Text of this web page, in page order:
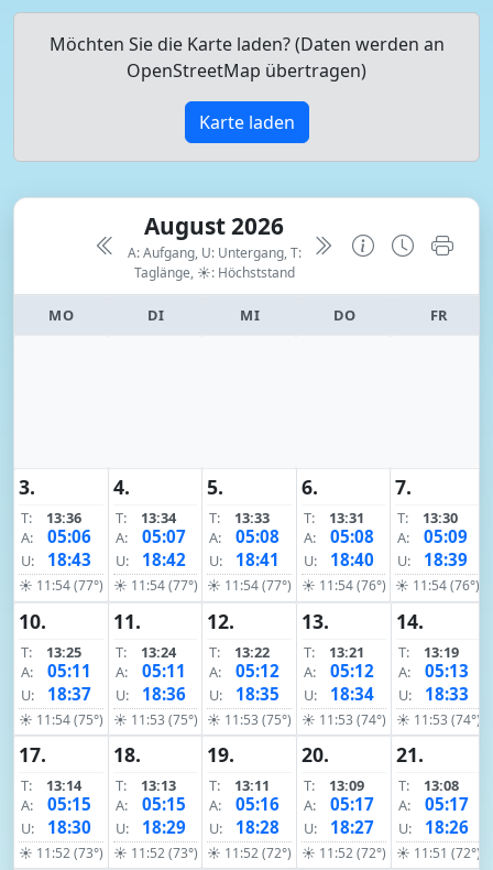
Möchten Sie die Karte laden? (Daten werden an
OpenStreetMap übertragen)
Karte laden
August 2026
A: Aufgang, U: Untergang, T:
Taglänge, ☀: Höchststand
MO DI MI DO FR
3.
T:
13:36
A:
05:06
U: 18:43
☀ 11:54 (77°)
4.
T:
13:34
A:
05:07
U: 18:42
☀ 11:54 (77°)
5.
T:
13:33
A:
05:08
U: 18:41
☀ 11:54 (77°)
6.
T:
13:31
A:
05:08
U: 18:40
☀ 11:54 (76°)
7.
T:
13:30
A:
05:09
U: 18:39
☀ 11:54 (76°)
10.
T:
13:25
A:
05:11
U: 18:37
☀ 11:54 (75°)
11.
T:
13:24
A:
05:11
U: 18:36
☀ 11:53 (75°)
12.
T:
13:22
A:
05:12
U: 18:35
☀ 11:53 (75°)
13.
T:
13:21
A:
05:12
U: 18:34
☀ 11:53 (74°)
14.
T:
13:19
A:
05:13
U: 18:33
☀ 11:53 (74°)
17.
T:
13:14
A:
05:15
U: 18:30
☀ 11:52 (73°)
18.
T:
13:13
A:
05:15
U: 18:29
☀ 11:52 (73°)
19.
T:
13:11
A:
05:16
U: 18:28
☀ 11:52 (72°)
20.
T:
13:09
A:
05:17
U: 18:27
☀ 11:52 (72°)
21.
T:
13:08
A:
05:17
U: 18:26
☀ 11:51 (72°)